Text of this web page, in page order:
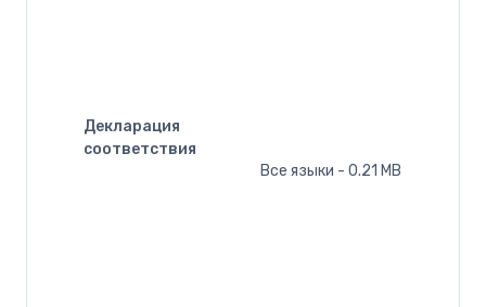
Декларация
соответствия
Все языки - 0.21 MB